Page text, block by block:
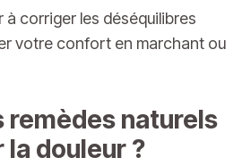
à corriger les déséquilibres
votre confort en marchant ou
remèdes naturels
douleur ?